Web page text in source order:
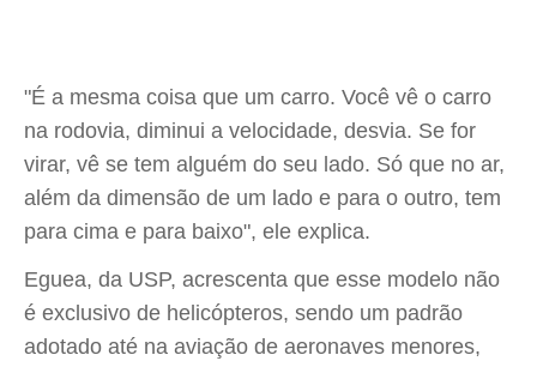
"É a mesma coisa que um carro. Você vê o carro
na rodovia, diminui a velocidade, desvia. Se for
virar, vê se tem alguém do seu lado. Só que no ar,
além da dimensão de um lado e para o outro, tem
para cima e para baixo", ele explica.
Eguea, da USP, acrescenta que esse modelo não
é exclusivo de helicópteros, sendo um padrão
adotado até na aviação de aeronaves menores,